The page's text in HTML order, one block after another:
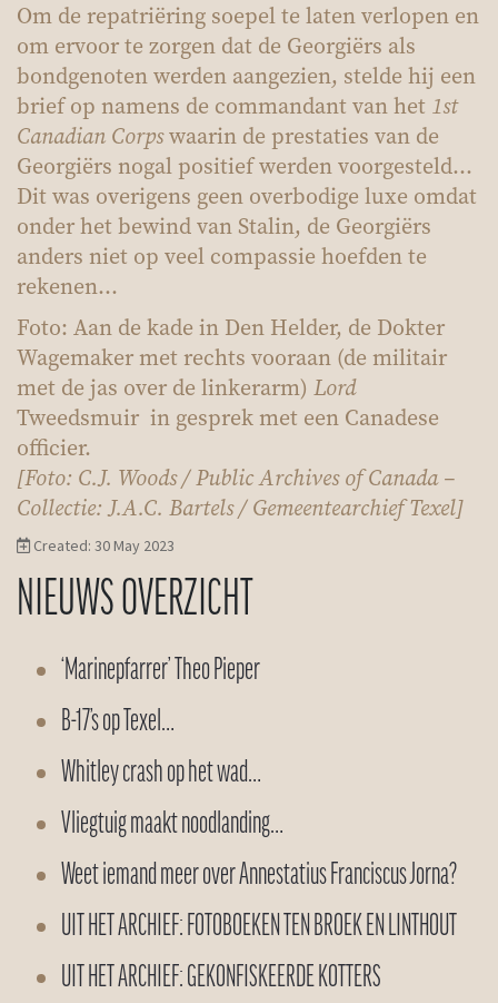
Om de repatriëring soepel te laten verlopen en
om ervoor te zorgen dat de Georgiërs als
bondgenoten werden aangezien, stelde hij een
brief op namens de commandant van het 1st
Canadian Corpswaarin de prestaties van de
Georgiërs nogal positief werden voorgesteld…
Dit was overigens geen overbodige luxe omdat
onder het bewind van Stalin, de Georgiërs
anders niet op veel compassie hoefden te
rekenen…
Foto: Aan de kade in Den Helder, de Dokter
Wagemaker met rechts vooraan (de militair
met de jas over de linkerarm) Lord
Tweedsmuir in gesprek met een Canadese
officier.
[Foto: C.J. Woods / Public Archives of Canada –
Collectie: J.A.C. Bartels / Gemeentearchief Texel]
Created: 30 May 2023
NIEUWS OVERZICHT
‘Marinepfarrer’ Theo Pieper
B-17’s op Texel…
Whitley crash op het wad…
Vliegtuig maakt noodlanding…
Weet iemand meer over Annestatius Franciscus Jorna?
UIT HET ARCHIEF: FOTOBOEKEN TEN BROEK EN LINTHOUT
UIT HET ARCHIEF: GEKONFISKEERDE KOTTERS